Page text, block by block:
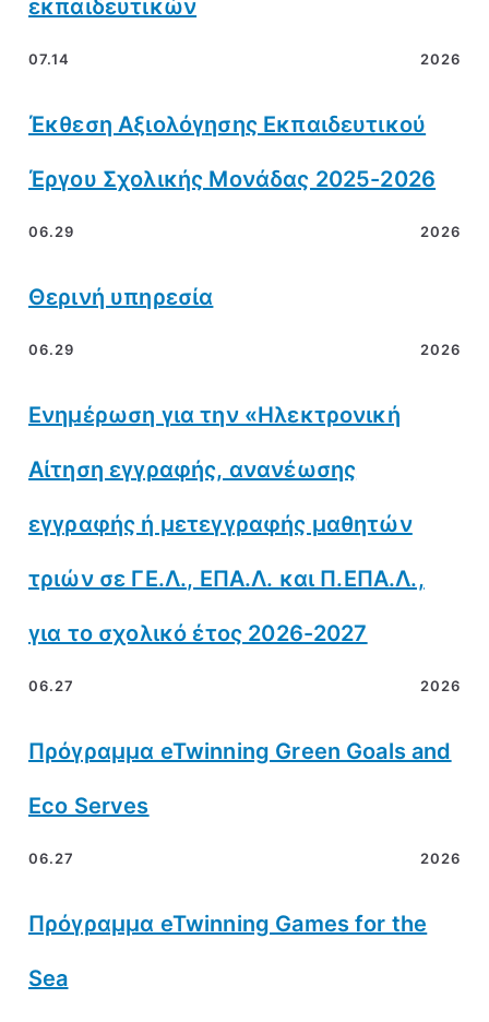
εκπαιδευτικών
07.14 2026
Έκθεση Αξιολόγησης Εκπαιδευτικού
Έργου Σχολικής Μονάδας 2025-2026
06.29 2026
Θερινή υπηρεσία
06.29 2026
Ενημέρωση για την «Ηλεκτρονική
Αίτηση εγγραφής, ανανέωσης
εγγραφής ή μετεγγραφής μαθητών
τριών σε ΓΕ.Λ., ΕΠΑ.Λ. και Π.ΕΠΑ.Λ.,
για το σχολικό έτος 2026-2027
06.27 2026
Πρόγραμμα eTwinning Green Goals and
Eco Serves
06.27 2026
Πρόγραμμα eTwinning Games for the
Sea